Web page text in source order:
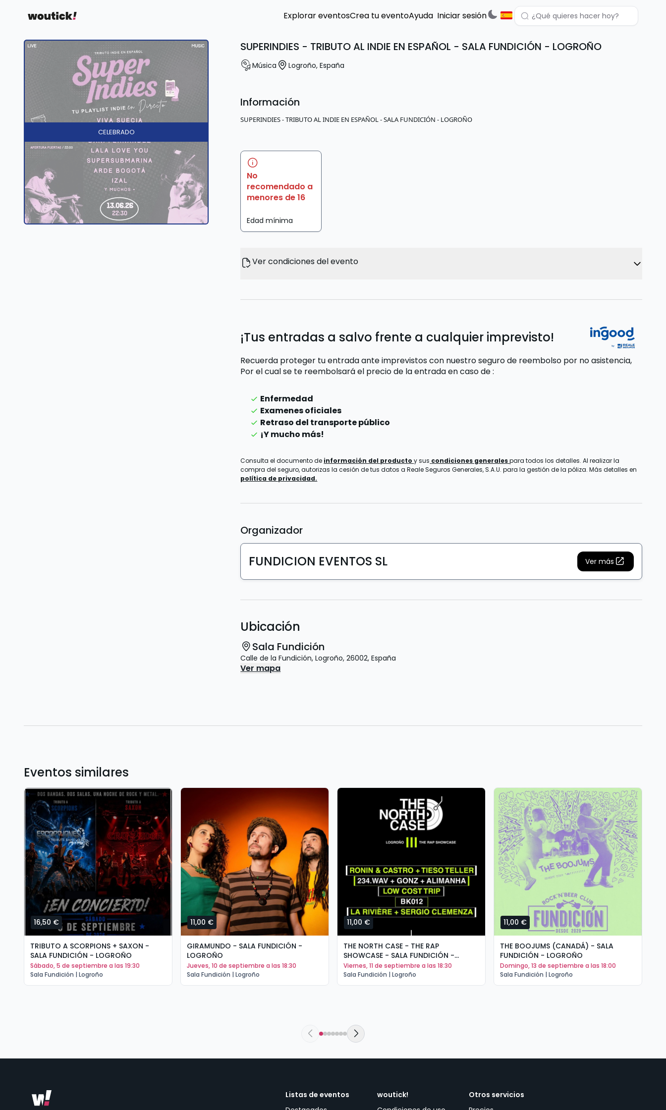
Explorar eventosCrea tu eventoAyuda Iniciar sesión
CELEBRADO
SUPERINDIES - TRIBUTO AL INDIE EN ESPAÑOL - SALA FUNDICIÓN - LOGROÑO
Música Logroño, España
Información
SUPERINDIES - TRIBUTO AL INDIE EN ESPAÑOL - SALA FUNDICIÓN - LOGROÑO
No
recomendado a
menores de 16
Edad mínima
Ver condiciones del evento
¡Tus entradas a salvo frente a cualquier imprevisto!
Recuerda proteger tu entrada ante imprevistos con nuestro seguro de reembolso por no asistencia,
Por el cual se te reembolsará el precio de la entradaen caso de:
Enfermedad
Examenes oficiales
Retraso del transporte público
¡Y mucho más!
Consulta el documento de información del productoy sus condiciones generalespara todos los detalles. Al realizar la
compra del seguro, autorizas la cesión de tus datos a Reale Seguros Generales, S.A.U. para la gestión de la póliza. Más detalles en
política de privacidad.
Organizador
FUNDICION EVENTOS SL Ver más
Ubicación
Sala Fundición
Calle de la Fundición, Logroño, 26002, España
Ver mapa
Eventos similares
16,50 €
TRIBUTO A SCORPIONS + SAXON -
SALA FUNDICIÓN - LOGROÑO
sábado, 5 de septiembre a las 19:30
Sala Fundición | Logroño
11,00 €
GIRAMUNDO - SALA FUNDICIÓN -
LOGROÑO
jueves, 10 de septiembre a las 18:30
Sala Fundición | Logroño
11,00 €
THE NORTH CASE - THE RAP
SHOWCASE - SALA FUNDICIÓN -
LOGROÑO
viernes, 11 de septiembre a las 18:30
Sala Fundición | Logroño
11,00 €
THE BOOJUMS (CANADÁ) - SALA
FUNDICIÓN - LOGROÑO
domingo, 13 de septiembre a las 18:00
Sala Fundición | Logroño
Listas de eventos
woutick!
Otros servicios